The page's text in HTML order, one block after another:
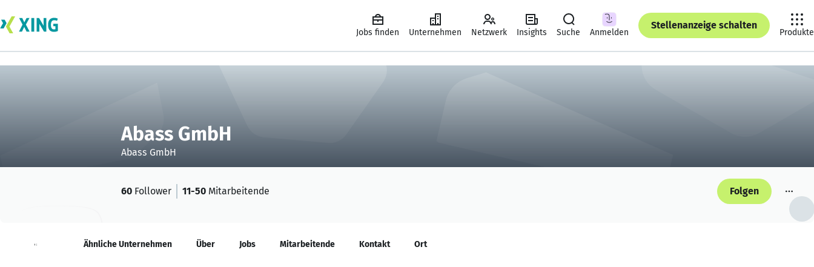
Jobs finden Unternehmen Netzwerk Insights Suche Anmelden
Stellenanzeige schalten
Produkte
Abass GmbH
Abass GmbH
60 Follower 11-50 Mitarbeitende Folgen
Neuigkeiten Ähnliche Unternehmen Über Jobs Mitarbeitende Kontakt Ort